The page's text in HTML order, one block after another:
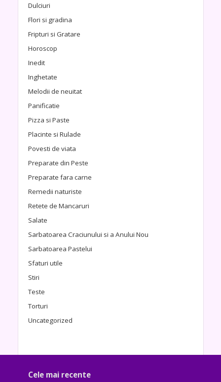
Dulciuri
Flori si gradina
Fripturi si Gratare
Horoscop
Inedit
Inghetate
Melodii de neuitat
Panificatie
Pizza si Paste
Placinte si Rulade
Povesti de viata
Preparate din Peste
Preparate fara carne
Remedii naturiste
Retete de Mancaruri
Salate
Sarbatoarea Craciunului si a Anului Nou
Sarbatoarea Pastelui
Sfaturi utile
Stiri
Teste
Torturi
Uncategorized
Cele mai recente